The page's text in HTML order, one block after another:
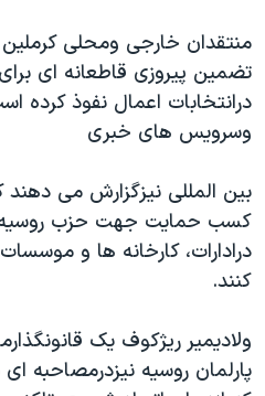
علم و فناوری
اسرائیل در جنگ
گالری عکس
رمز مهسا
ورزش زنان در ایران
اعتراضات زن، زندگی، آزادی
تریبونال مردمی آبان ۹۸
دادگاه حمید نوری
چهل سال گروگان‌گیری
اعتراضات مردمی آبان ۹۸
زبانهای مختلف
منتقدان خارجی ومحلی کرملین
تضمین پیروزی قاطعانه ای
درانتخابات اعمال نفوذ کرده
وسرویس های خبری
بین المللی نیزگزارش می دهند
کسب حمایت جهت حزب روسیه
درادارات، کارخانه ها و
کنند.
ولادیمیر ریژکوف یک
پارلمان روسیه نیزدرمصاحبه